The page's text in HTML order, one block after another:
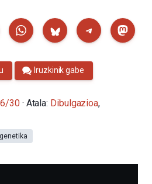
Iruzkinik gabe
30 · Atala: Dibulgazioa,
genetika